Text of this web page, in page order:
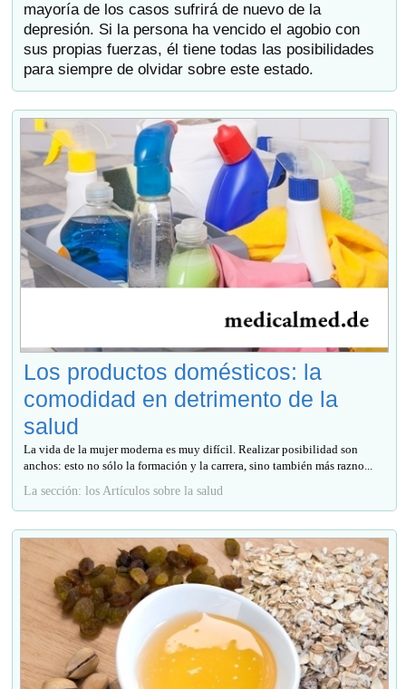
mayoría de los casos sufrirá de nuevo de la
depresión. Si la persona ha vencido el agobio con
sus propias fuerzas, él tiene todas las posibilidades
para siempre de olvidar sobre este estado.
Los productos domésticos: la
comodidad en detrimento de la
salud
La vida de la mujer moderna es muy difícil. Realizar posibilidad son
anchos: esto no sólo la formación y la carrera, sino también más razno...
La sección: los Artículos sobre la salud